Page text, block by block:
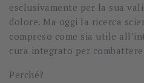
esclusivamente per la sua
dolore. Ma oggi la ricerca
compreso come sia utile
cura integrato per
Perché?